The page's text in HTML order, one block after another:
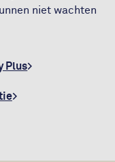
niet wachten
Plus